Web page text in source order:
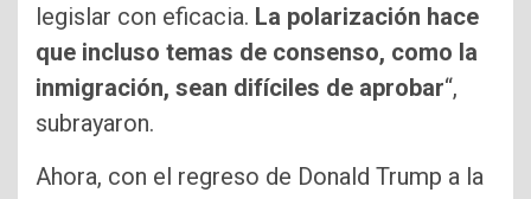
legislar con eficacia. La polarización hace
que incluso temas de consenso, como la
inmigración, sean difíciles de aprobar“,
subrayaron.
Ahora, con el regreso de Donald Trump a la